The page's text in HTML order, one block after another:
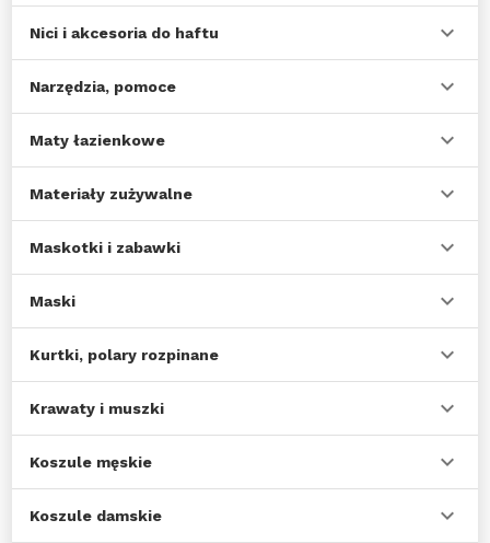
Nici i akcesoria do haftu
Narzędzia, pomoce
Maty łazienkowe
Materiały zużywalne
Maskotki i zabawki
Maski
Kurtki, polary rozpinane
Krawaty i muszki
Koszule męskie
Koszule damskie